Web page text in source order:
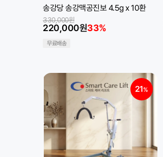
송강당 송강맥공진보 4.5g x 10환
220,000원33%
330,000원
무료배송
21%